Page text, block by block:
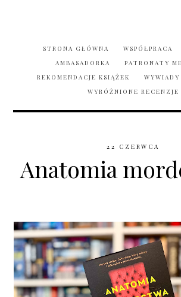
STRONA GŁÓWNA WSPÓŁPRACA
AMBASADORKA
PATRONATY
REKOMENDACJE KSIĄŻEK
WYRÓŻNIONE RECENZJE
22 CZERWCA
Anatomia